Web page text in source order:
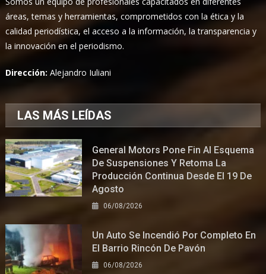
áreas, temas y herramientas, comprometidos con la ética y la
calidad periodística, el acceso a la información, la transparencia y
la innovación en el periodismo.
Dirección:Alejandro Iuliani
LAS MÁS LEÍDAS
General Motors Pone Fin Al Esquema
De Suspensiones Y Retoma La
Producción Continua Desde El 19 De
Agosto
06/08/2026
Un Auto Se Incendió Por Completo En
El Barrio Rincón De Pavón
06/08/2026